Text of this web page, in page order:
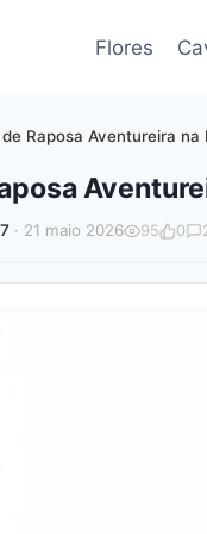
Flores
Raposa Aventureira
· 21 maio 2026 95 0